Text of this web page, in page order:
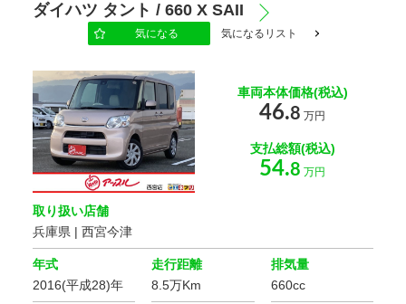
ダイハツ タント / 660 X SAII
気になる 気になるリスト
車両本体価格(税込)
46.8 万円
支払総額(税込)
54.8 万円
取り扱い店舗
兵庫県 | 西宮今津
年式
2016(平成28)年
走行距離
8.5万Km
排気量
660cc